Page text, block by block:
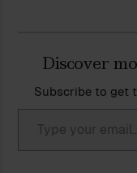
Discover
Subscribe to get
Type your email…